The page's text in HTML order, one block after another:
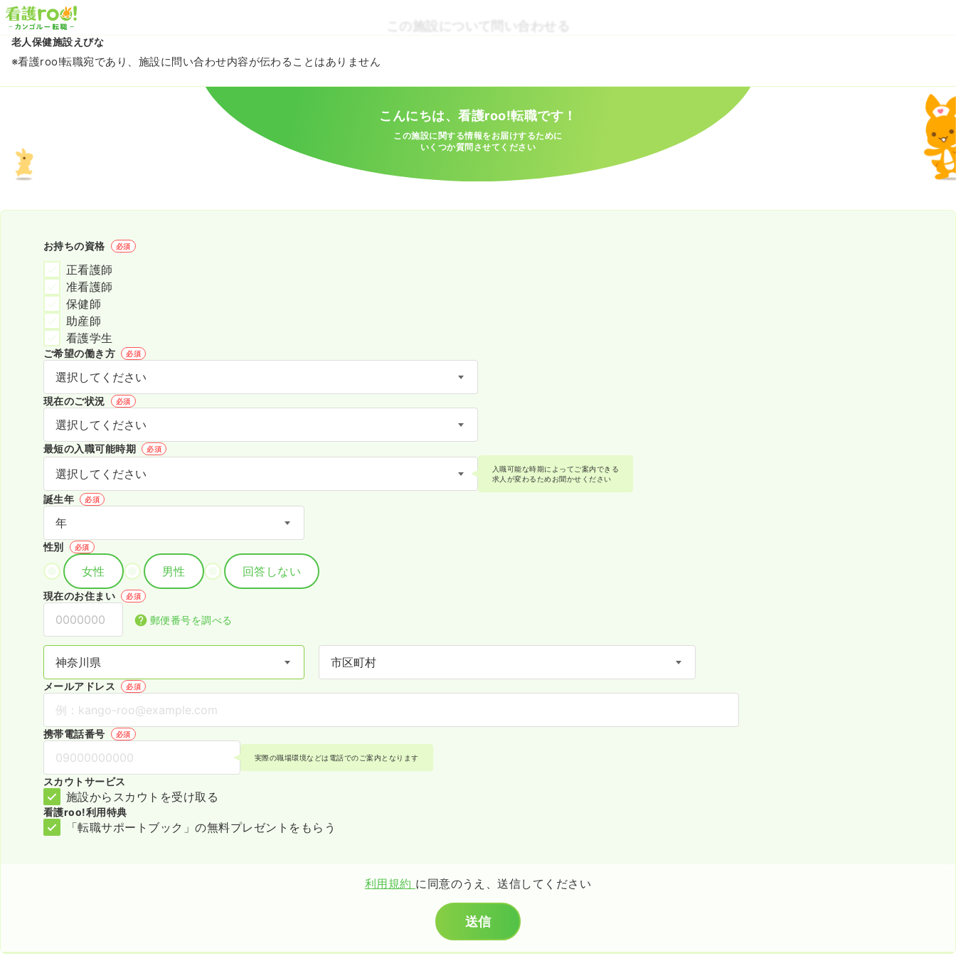
この施設について問い合わせる
老人保健施設えびな
※看護roo!転職宛であり、施設に問い合わせ内容が伝わることはありません
こんにちは、看護roo!転職です！
この施設に関する情報をお届けするために
いくつか質問させてください
お持ちの資格 必須
正看護師
准看護師
保健師
助産師
看護学生
ご希望の働き方 必須
現在のご状況 必須
最短の入職可能時期 必須
入職可能な時期によってご案内できる
求人が変わるためお聞かせください
誕生年 必須
性別 必須
女性 男性 回答しない
現在のお住まい 必須
郵便番号を調べる
メールアドレス 必須
携帯電話番号 必須
実際の職場環境などは電話でのご案内となります
スカウトサービス
施設からスカウトを受け取る
看護roo!利用特典
「転職サポートブック」の無料プレゼントをもらう
利用規約 に同意のうえ、送信してください
送信